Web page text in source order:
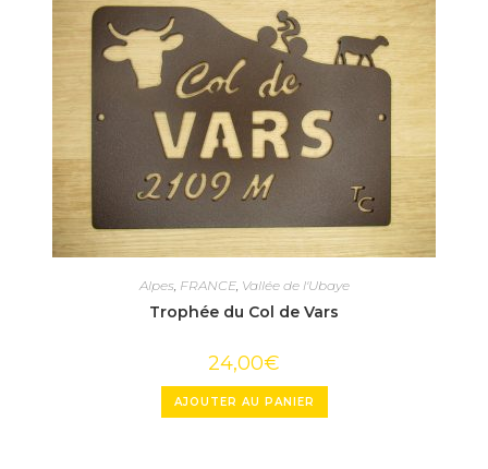
Alpes FRANCE, Vallée de l'Ubaye
Trophée du Col de Vars
24,00€
AJOUTER AU PANIER